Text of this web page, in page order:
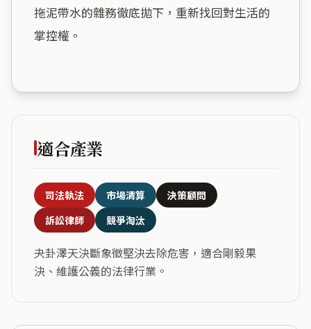
拖泥帶水的雜務徹底拋下，重新找回對生活的
掌控權。
適合產業
司法執法 市場清算
決策顧問
訴訟律師
競爭淘汰
夬卦澤天決斷象徵堅決去除危害，適合剛毅果
決、維護公義的法律行業。